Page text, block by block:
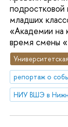
младших
«Академии на
время смены
репортаж о
НИУ ВШЭ в